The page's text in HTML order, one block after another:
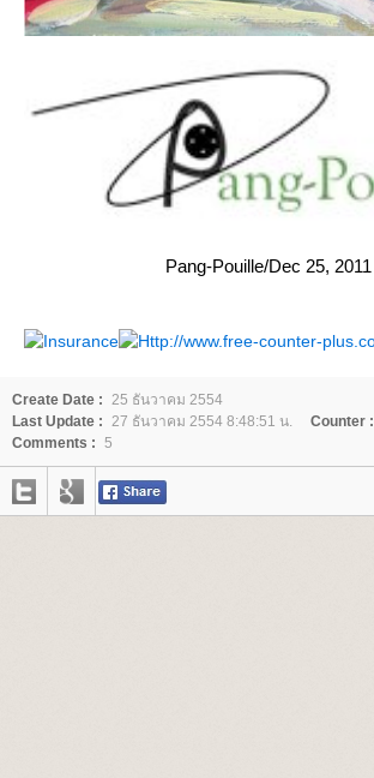
Pang-Pouille/Dec 25, 2011
Create Date :
25 ธันวาคม 2554
Last Update :
27 ธันวาคม 2554 8:48:51 น. Counter :
Comments : 5